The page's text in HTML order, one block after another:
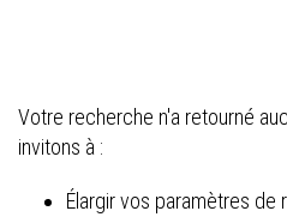
Votre recherche n'a retourné
invitons à :
Élargir vos paramètres de